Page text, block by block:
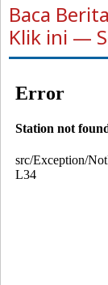
Baca
Klik ini —